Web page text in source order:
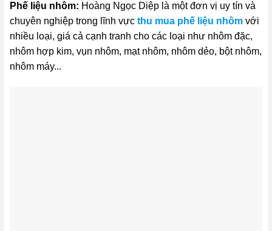
Phế liệu nhôm: Hoàng Ngọc Diệp là một đơn vị uy tín và
chuyên nghiệp trong lĩnh vực thu mua phế liệu nhômvới
nhiều loại, giá cả cạnh tranh cho các loại như nhôm đặc,
nhôm hợp kim, vụn nhôm, mạt nhôm, nhôm dẻo, bột nhôm,
nhôm máy...